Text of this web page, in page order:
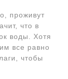
проживут
что в
воды. Хотя
все равно
чтобы